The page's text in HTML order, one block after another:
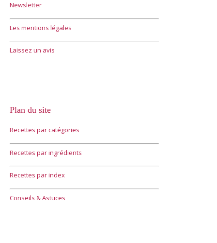
Newsletter
Les mentions légales
Laissez un avis
Plan du site
Recettes par catégories
Recettes par ingrédients
Recettes par index
Conseils & Astuces